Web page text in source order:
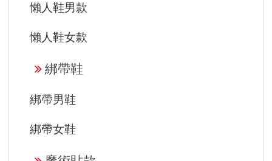
懶人鞋男款
懶人鞋女款
綁帶鞋
綁帶男鞋
綁帶女鞋